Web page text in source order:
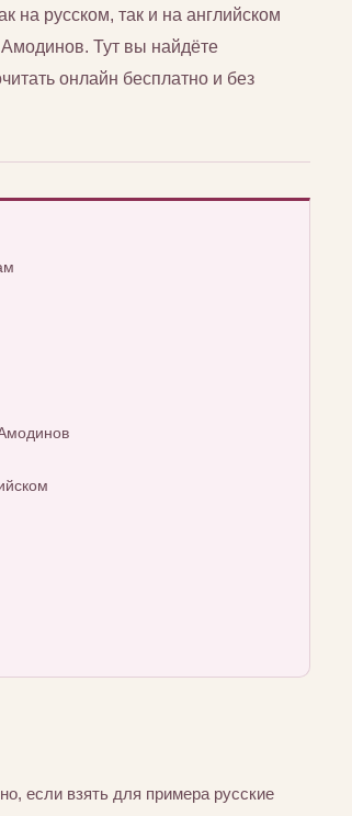
на русском, так и на английском
Тут вы найдёте
онлайн бесплатно и без
если взять для примера русские